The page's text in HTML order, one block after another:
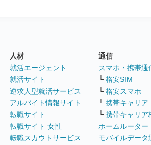
人材
就活エージェント
就活サイト
逆求人型就活サービス
アルバイト情報サイト
転職サイト
転職サイト 女性
転職スカウトサービス
通信
スマホ・携帯通
└ 格安SIM
└ 格安スマホ
└ 携帯キャリア
└ 携帯キャリア
ホームルーター
モバイルデータ